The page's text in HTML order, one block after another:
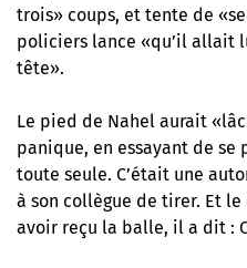
trois» coups, et tente de
policiers lance «qu’il allait
tête».
Le pied de Nahel aurait
panique, en essayant de se
toute seule. C’était une
à son collègue de tirer. Et
avoir reçu la balle, il a dit :